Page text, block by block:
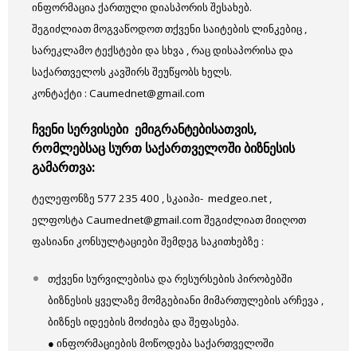
ინფორმაცია ქართული დიასპორის შესახებ.
შეგიძლიათ მოგვაწოდოთ თქვენი საიტების ლინკებიც ,
სარეკლამო ტექსტები და სხვა , რაც დისაპორისა და
საქართველოს კავშირს შეუწყობს ხელს.
კონტაქტი : Caumednet@gmail.com
ჩვენი სერვისები ემიგრანტებისათვის,
რომლებსაც სურთ საქართველოში ბიზნესის
გამართვა:
ტელეფონზე 577 235 400 , სკაიპი- medgeo.net ,
ელფოსტა Caumednet@gmail.com შეგიძლიათ მიიღოთ
ფასიანი კონსულტაციები შემდეგ საკითხებზე :
თქვენი სურვილებისა და რესურსების პირობებში
ბიზნესის ყველაზე მომგებიანი მიმართულების არჩევა ,
ბიზნეს იდეების მოძიება და შეფასება.
● ინფორმაციების მოწოდება საქართველოში